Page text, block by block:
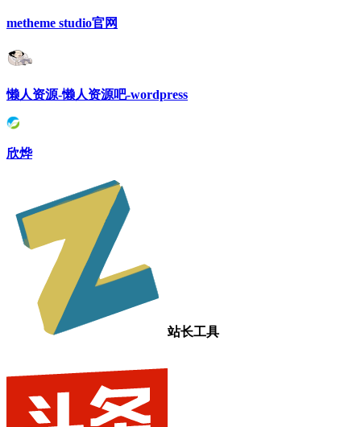
metheme studio官网
懒人资源-懒人资源吧-wordpress
欣烨
站长工具